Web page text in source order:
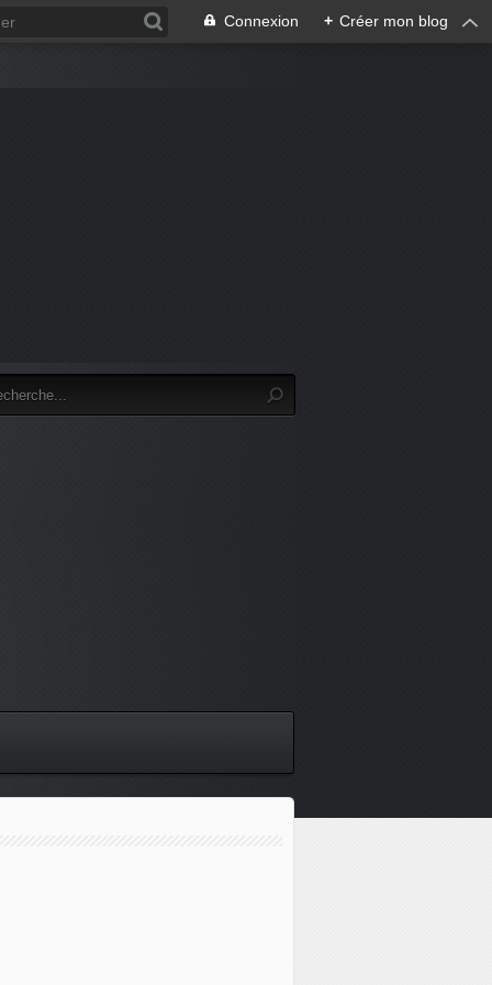
Connexion + Créer mon blog